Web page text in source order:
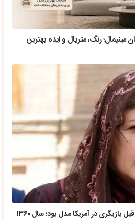
رنگ، متریال و ایده بهترین
بازیگری در آمریکا مدل بود؛ سال ۱۳۶۰